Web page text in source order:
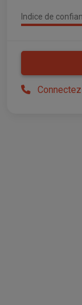
Indice de